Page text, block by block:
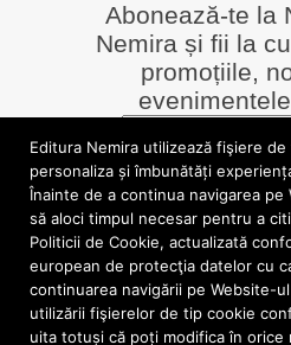
Abonează-te la
Nemira și fii la
promoțiile,
LIBRĂRII online
» Librăria Online Nemira
Nemi
blog.nemira.ro
Editura Nemira utilizează fişiere
personaliza și îmbunătăți
Înainte de a continua navigarea
să aloci timpul necesar pentru a
Politicii de Cookie, actualizată
european de protecţia datelor cu
continuarea navigării pe Website-
utilizării fişierelor de tip cookie
uita totuși că poți modifica în